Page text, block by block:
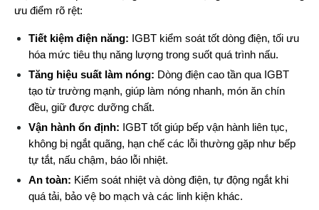
ưu điểm rõ rệt:
Tiết kiệm điện năng: IGBT kiểm soát tốt dòng điện, tối ưu
hóa mức tiêu thụ năng lượng trong suốt quá trình nấu.
Tăng hiệu suất làm nóng: Dòng điện cao tần qua IGBT
tạo từ trường mạnh, giúp làm nóng nhanh, món ăn chín
đều, giữ được dưỡng chất.
Vận hành ổn định: IGBT tốt giúp bếp vận hành liên tục,
không bị ngắt quãng, hạn chế các lỗi thường gặp như bếp
tự tắt, nấu chậm, báo lỗi nhiệt.
An toàn: Kiểm soát nhiệt và dòng điện, tự động ngắt khi
quá tải, bảo vệ bo mạch và các linh kiện khác.